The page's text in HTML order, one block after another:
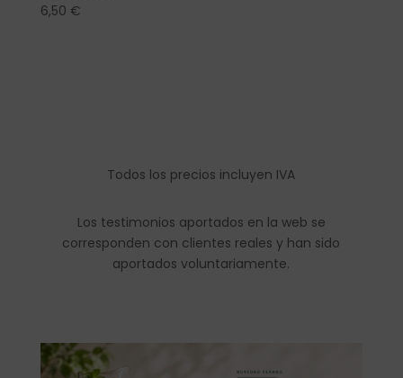
6,50 €
Todos los precios incluyen IVA
Los testimonios aportados en la web se
corresponden con clientes reales y han sido
aportados voluntariamente.